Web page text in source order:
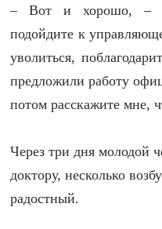
– Вот и хорошо, –
подойдите к
уволиться,
предложили работу
потом расскажите мне,
Через три дня молодой
доктору, несколько
радостный.